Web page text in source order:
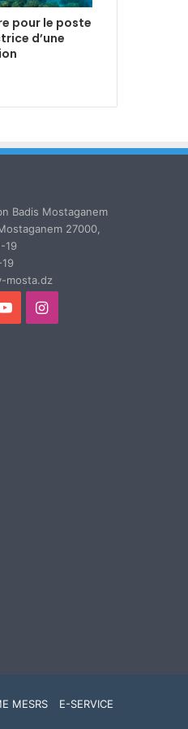
pour le poste
d’une
Badis Mostaganem
27000,
19
mosta.dz
YouTubeInstagram
MESRS E-SERVICE